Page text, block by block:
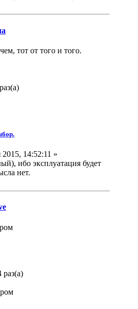
тот от того и того.
2015, 14:52:11 »
ибо эксплуатация будет
нет.
раз(а)